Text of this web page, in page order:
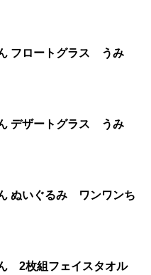
ノラネコぐんだん フロートグラス うみ
ノラネコぐんだん デザートグラス うみ
ぬいぐるみ ワンワンち
2枚組フェイスタオル